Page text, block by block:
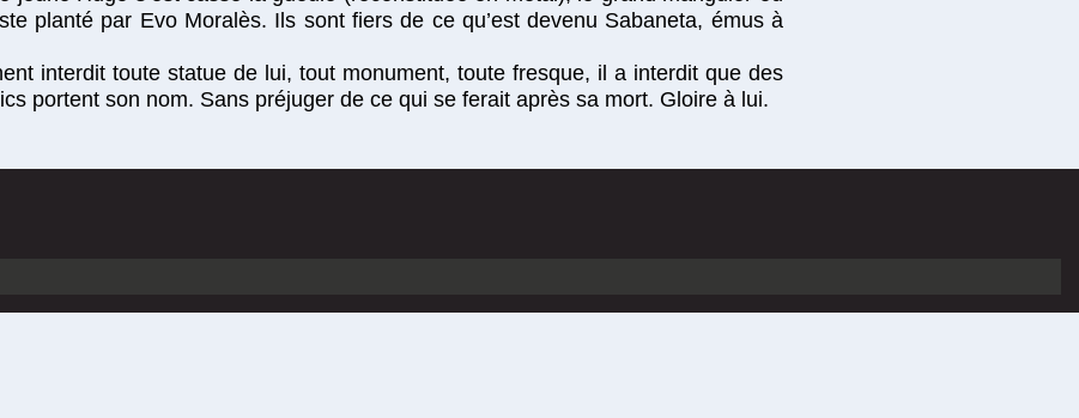
planté par Evo Moralès. Ils sont fiers de ce qu’est devenu Sabaneta, émus à
interdit toute statue de lui, tout monument, toute fresque, il a interdit que des
portent son nom. Sans préjuger de ce qui se ferait après sa mort. Gloire à lui.